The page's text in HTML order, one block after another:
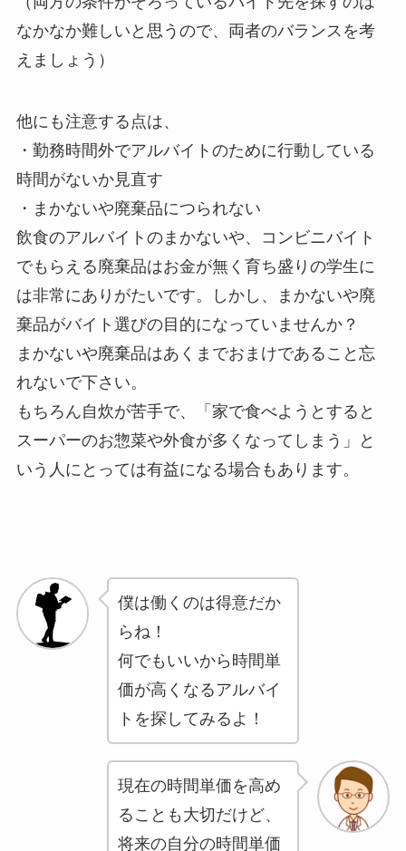
なかなか難しいと思うので、両者のバランスを考
えましょう）
他にも注意する点は、
・勤務時間外でアルバイトのために行動している
時間がないか見直す
・まかないや廃棄品につられない
飲食のアルバイトのまかないや、コンビニバイト
でもらえる廃棄品はお金が無く育ち盛りの学生に
は非常にありがたいです。しかし、まかないや廃
棄品がバイト選びの目的になっていませんか？
まかないや廃棄品はあくまでおまけであること忘
れないで下さい。
もちろん自炊が苦手で、「家で食べようとすると
スーパーのお惣菜や外食が多くなってしまう」と
いう人にとっては有益になる場合もあります。
僕は働くのは得意だか
らね！
何でもいいから時間単
価が高くなるアルバイ
トを探してみるよ！
現在の時間単価を高め
ることも大切だけど、
将来の自分の時間単価